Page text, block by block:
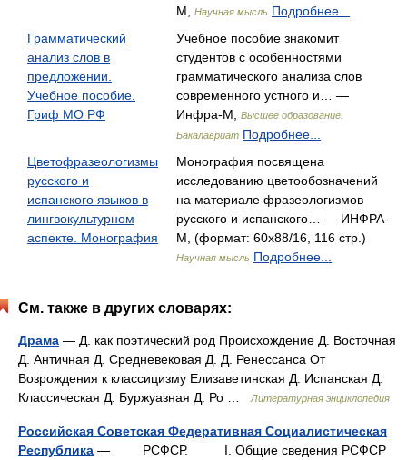
М,
Научная мысль Подробнее...
Грамматический
анализ слов в
предложении.
Учебное пособие.
Гриф МО РФ
Учебное пособие знакомит
студентов с особенностями
грамматического анализа слов
современного устного и… —
Инфра-М,
Высшее образование.
Бакалавриат Подробнее...
Цветофразеологизмы
русского и
испанского языков в
лингвокультурном
аспекте. Монография
Монография посвящена
исследованию цветообозначений
на материале фразеологизмов
русского и испанского… — ИНФРА-
М, (формат: 60x88/16, 116 стр.)
Научная мысль Подробнее...
См. также в других словарях:
Драма — Д. как поэтический род Происхождение Д. Восточная
Д. Античная Д. Средневековая Д. Д. Ренессанса От
Возрождения к классицизму Елизаветинская Д. Испанская Д.
Классическая Д. Буржуазная Д. Ро …
Литературная энциклопедия
Российская Советская Федеративная Социалистическая
Республика — РСФСР. I. Общие сведения РСФСР